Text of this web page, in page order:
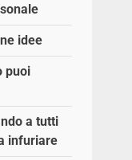
idee
puoi
a tutti
infuriare